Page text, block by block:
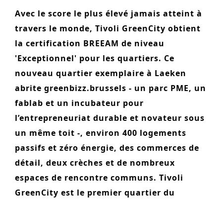
AUTRES SERVICES
hôtellerie
santé
logement
bureaux
commercial et au détail
enseignement
loisir
sport
Avec le score le plus élevé jamais atteint à
travers le monde, Tivoli GreenCity obtient
la certification BREEAM de niveau
'Exceptionnel' pour les quartiers. Ce
nouveau quartier exemplaire à Laeken
abrite greenbizz.brussels - un parc PME, un
fablab et un incubateur pour
l’entrepreneuriat durable et novateur sous
un même toit -, environ 400 logements
passifs et zéro énergie, des commerces de
détail, deux crèches et de nombreux
espaces de rencontre communs. Tivoli
GreenCity est le premier quartier du